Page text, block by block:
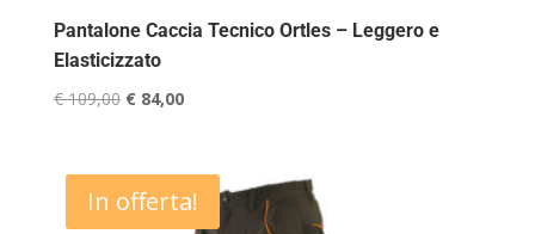
Pantalone Caccia Tecnico Ortles – Leggero e
Elasticizzato
€109,00 Il
era:
€ 109,00.
€84,00Il
è:
€ 84,00.
In offerta!